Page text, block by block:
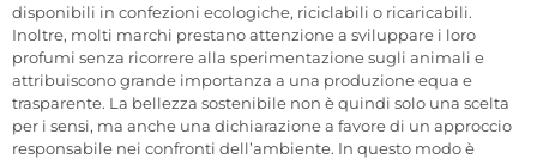
disponibili in confezioni ecologiche, riciclabili o ricaricabili.
Inoltre, molti marchi prestano attenzione a sviluppare i loro
profumi senza ricorrere alla sperimentazione sugli animali e
attribuiscono grande importanza a una produzione equa e
trasparente. La bellezza sostenibile non è quindi solo una scelta
per i sensi, ma anche una dichiarazione a favore di un approccio
responsabile nei confronti dell’ambiente. In questo modo è